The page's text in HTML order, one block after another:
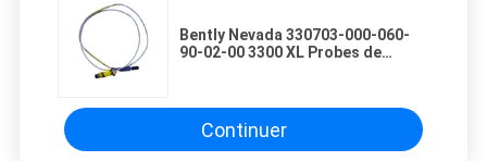
Bently Nevada 330703-000-060-
90-02-00 3300 XL Probes de
Continuer